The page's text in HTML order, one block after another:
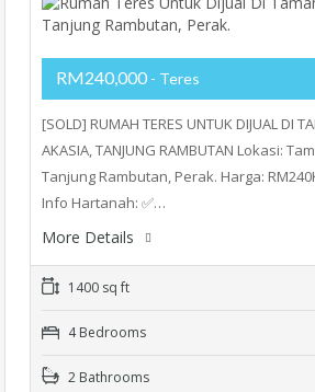
RM240,000 - Teres
[SOLD] RUMAH TERES UNTUK DIJUAL DI
AKASIA, TANJUNG RAMBUTAN Lokasi:
Tanjung Rambutan, Perak. Harga:
Info Hartanah: ✅…
More Details
1400 sq ft
4 Bedrooms
2 Bathrooms